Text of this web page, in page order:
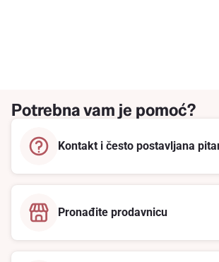
Potrebna vam je pomoć?
Kontakt i često postavljana
Pronađite prodavnicu